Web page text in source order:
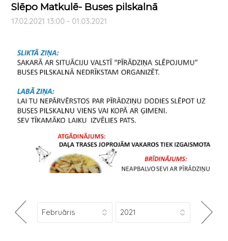
Slēpo Matkulē- Buses pilskalnā
17.02.2021 13:00 - 01.03.2021